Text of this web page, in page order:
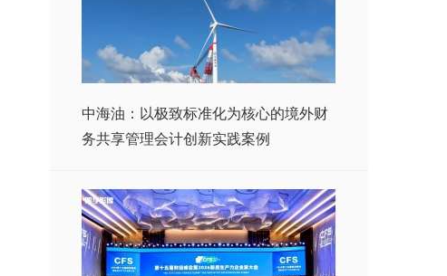
中海油：以极致标准化为核心的境外财
务共享管理会计创新实践案例